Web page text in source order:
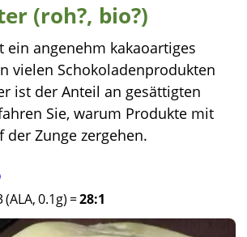
(roh?, bio?)
ein angenehm kakaoartiges
vielen Schokoladenprodukten
ist der Anteil an gesättigten
Sie, warum Produkte mit
der Zunge zergehen.
0.1g) =28:1